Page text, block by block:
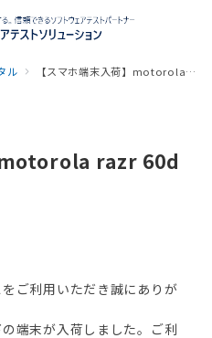
ル 【スマホ端末入荷】motorola razr 60d M-51F
motorola razr 60d
ご利用いただき誠にありが
端末が入荷しました。ご利